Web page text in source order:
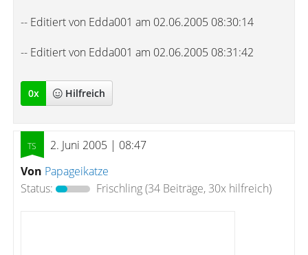
-- Editiert von Edda001 am 02.06.2005 08:30:14
-- Editiert von Edda001 am 02.06.2005 08:31:42
0x Hilfreich
2. Juni 2005 | 08:47
Von Papageikatze
Status:
Frischling(34 Beiträge, 30x hilfreich)